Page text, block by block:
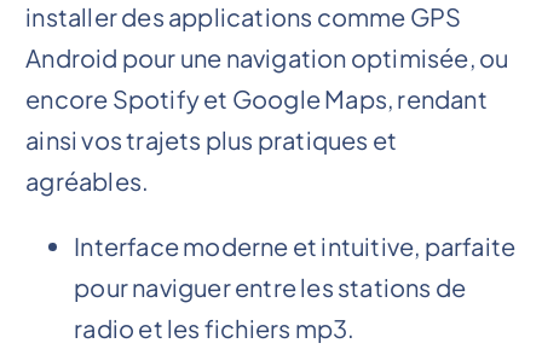
installer des applications comme GPS
Android pour une navigation optimisée, ou
encore Spotify et Google Maps, rendant
ainsi vos trajets plus pratiques et
agréables.
Interface moderne et intuitive, parfaite
pour naviguer entre les stations de
radio et les fichiers mp3.